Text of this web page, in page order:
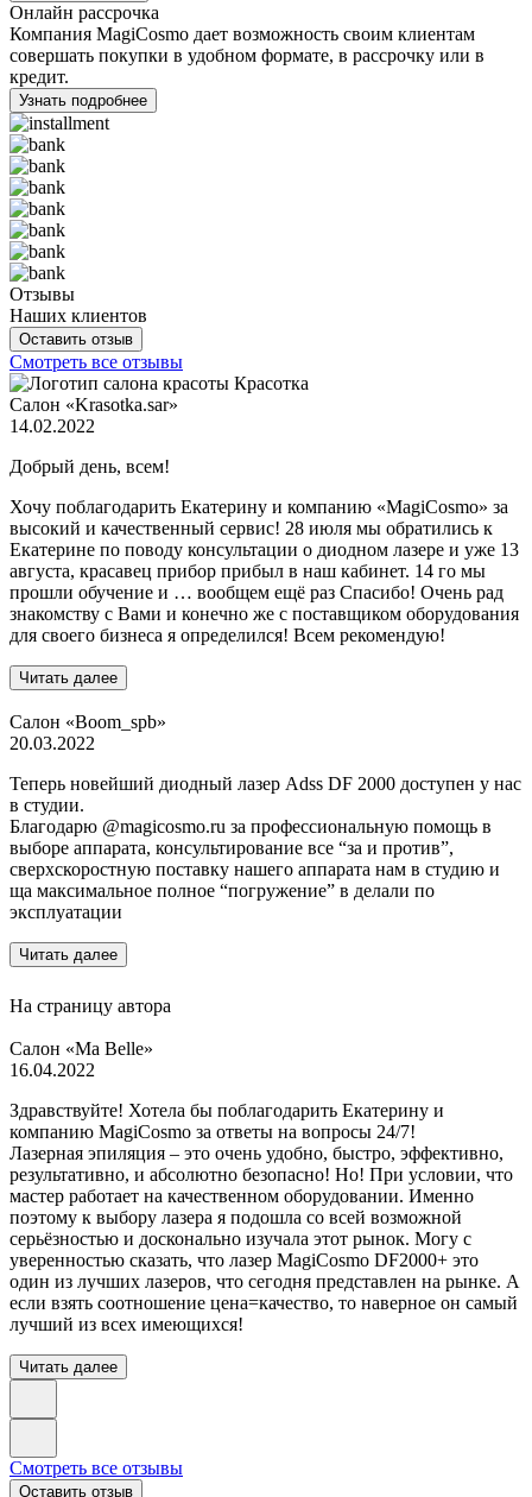
Онлайн рассрочка
Компания MagiCosmo дает возможность своим клиентам
совершать покупки в удобном формате, в рассрочку или в
кредит.
Узнать подробнее
Отзывы
Наших клиентов
Оставить отзыв
Смотреть все отзывы
Салон «Krasotka.sar»
14.02.2022
Добрый день, всем!
Хочу поблагодарить Екатерину и компанию «MagiCosmo» за
высокий и качественный сервис! 28 июля мы обратились к
Екатерине по поводу консультации о диодном лазере и уже 13
августа, красавец прибор прибыл в наш кабинет. 14 го мы
прошли обучение и … вообщем ещё раз Спасибо! Очень рад
знакомству с Вами и конечно же с поставщиком оборудования
для своего бизнеса я определился! Всем рекомендую!
Читать далее
Салон «Boom_spb»
20.03.2022
Теперь новейший диодный лазер Adss DF 2000 доступен у нас
в студии.
Благодарю @magicosmo.ru за профессиональную помощь в
выборе аппарата, консультирование все “за и против”,
сверхскоростную поставку нашего аппарата нам в студию и
ща максимальное полное “погружение” в делали по
эксплуатации
Читать далее
На страницу автора
Салон «Ma Belle»
16.04.2022
Здравствуйте! Хотела бы поблагодарить Екатерину и
компанию MagiCosmo за ответы на вопросы 24/7!
Лазерная эпиляция – это очень удобно, быстро, эффективно,
результативно, и абсолютно безопасно! Но! При условии, что
мастер работает на качественном оборудовании. Именно
поэтому к выбору лазера я подошла со всей возможной
серьёзностью и досконально изучала этот рынок. Могу с
уверенностью сказать, что лазер MagiCosmo DF2000+ это
один из лучших лазеров, что сегодня представлен на рынке. А
если взять соотношение цена=качество, то наверное он самый
лучший из всех имеющихся!
Читать далее
Смотреть все отзывы
Оставить отзыв